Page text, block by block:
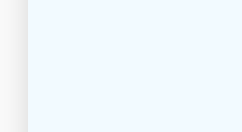
PASAR UN MOMENTO DE